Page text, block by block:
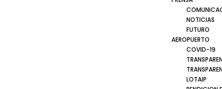
NOTICIAS
FUTURO
AEROPUERTO
COVID-19
LOTAIP